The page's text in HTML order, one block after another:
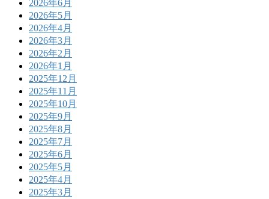
2026年6月
2026年5月
2026年4月
2026年3月
2026年2月
2026年1月
2025年12月
2025年11月
2025年10月
2025年9月
2025年8月
2025年7月
2025年6月
2025年5月
2025年4月
2025年3月